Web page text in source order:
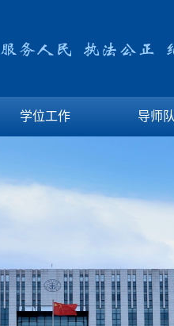
学位工作 导师